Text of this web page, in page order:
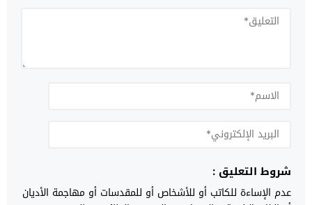
شروط التعليق :
عدم الإساءة للكاتب أو للأشخاص أو للمقدسات أو مهاجمة الأديان